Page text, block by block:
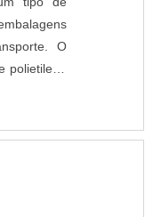
O
aos
extrusão
é um